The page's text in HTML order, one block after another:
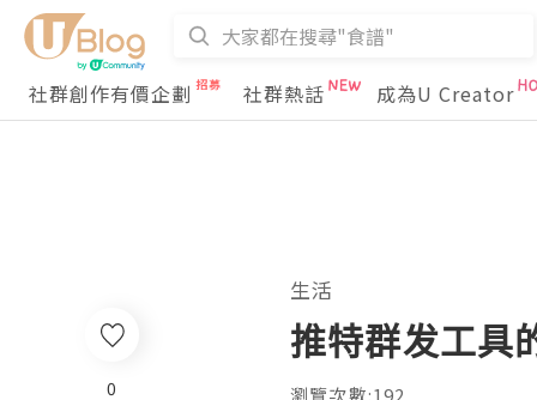
社群創作有價企劃 社群熱話 成為U Creator
生活
推特群发工具
瀏覽次數:192
0